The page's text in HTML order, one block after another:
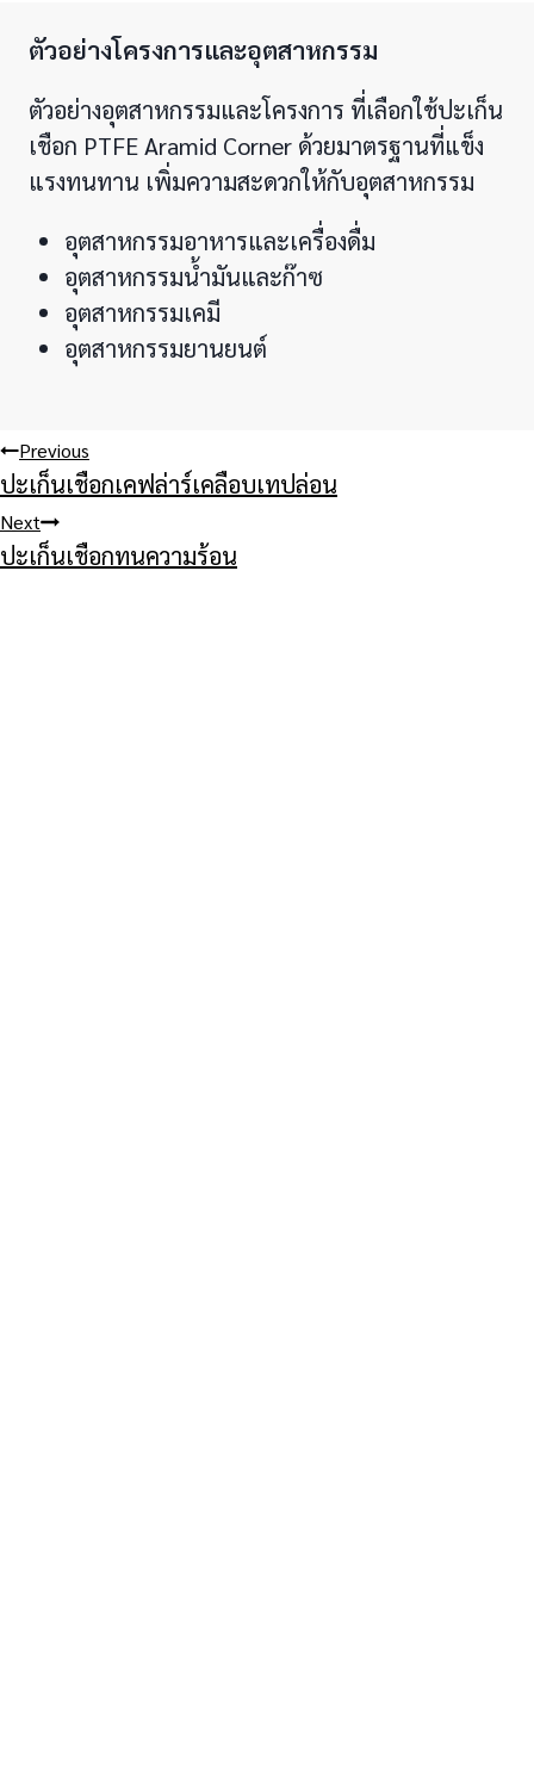
ตัวอย่างโครงการและอุตสาหกรรม
ตัวอย่างอุตสาหกรรมและโครงการ ที่เลือกใช้ปะเก็น
เชือก PTFE Aramid Corner ด้วยมาตรฐานที่แข็ง
แรงทนทาน เพิ่มความสะดวกให้กับอุตสาหกรรม
อุตสาหกรรมอาหารและเครื่องดื่ม
อุตสาหกรรมน้ำมันและก๊าซ
อุตสาหกรรมเคมี
อุตสาหกรรมยานยนต์
Post
navigation
Previous
ปะเก็นเชือกเคฟล่าร์เคลือบเทปล่อน
Next
ปะเก็นเชือกทนความร้อน